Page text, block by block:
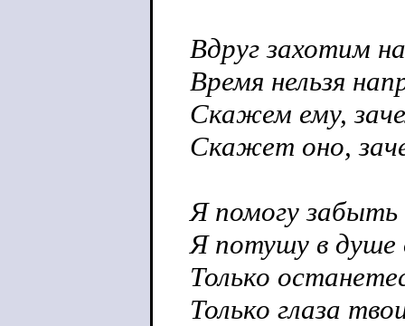
Вдруг захотим
Время нельзя
Скажем ему,
Скажет оно,
Я помогу
Я потушу в душе
Только
Только глаза